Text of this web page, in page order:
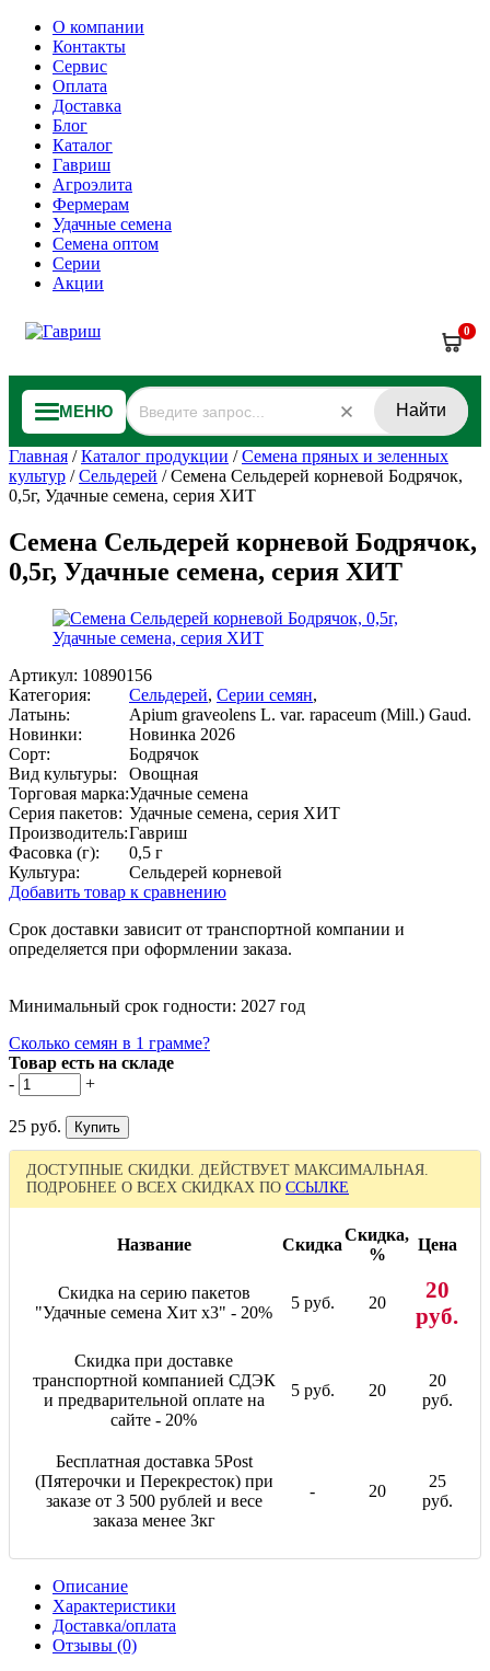
О компании
Контакты
Сервис
Оплата
Доставка
Блог
Каталог
Гавриш
Агроэлита
Фермерам
Удачные семена
Семена оптом
Серии
Акции
0
МЕНЮ Найти
Главная /Каталог продукции /Семена пряных и зеленных
культур /Сельдерей /Семена Сельдерей корневой Бодрячок,
0,5г, Удачные семена, серия ХИТ
Семена Сельдерей корневой Бодрячок,
0,5г, Удачные семена, серия ХИТ
Артикул: 10890156
Категория:
Сельдерей, Серии семян,
Латынь:
Apium graveolens L. var. rapaceum (Mill.) Gaud.
Новинки:
Новинка 2026
Сорт:
Бодрячок
Вид культуры:
Овощная
Торговая марка:Удачные семена
Серия пакетов: Удачные семена, серия ХИТ
Производитель:Гавриш
Фасовка (г):
0,5 г
Культура:
Сельдерей корневой
Добавить товар к сравнению
Срок доставки зависит от транспортной компании и
определяется при оформлении заказа.
Минимальный срок годности: 2027 год
Сколько семян в 1 грамме?
Товар есть на складе
-
+
25 руб.
ДОСТУПНЫЕ СКИДКИ. ДЕЙСТВУЕТ МАКСИМАЛЬНАЯ.
ПОДРОБНЕЕ О ВСЕХ СКИДКАХ ПО ССЫЛКЕ
Название Скидка
Скидка,
%
Цена
Скидка на серию пакетов
"Удачные семена Хит x3" - 20%
5 руб. 20
20
руб.
Скидка при доставке
транспортной компанией СДЭК
и предварительной оплате на
сайте - 20%
5 руб. 20
20
руб.
Бесплатная доставка 5Post
(Пятерочки и Перекресток) при
заказе от 3 500 рублей и весе
заказа менее 3кг
- 20
25
руб.
Описание
Характеристики
Доставка/оплата
Отзывы (0)